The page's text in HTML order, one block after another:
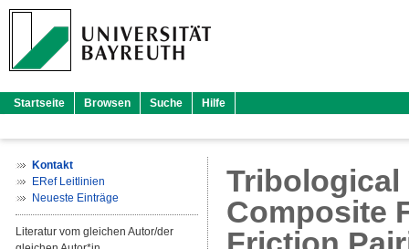
Startseite Browsen Suche Hilfe
Kontakt
ERef Leitlinien
Neueste Einträge
Literatur vom gleichen Autor/der
Tribological
Composite